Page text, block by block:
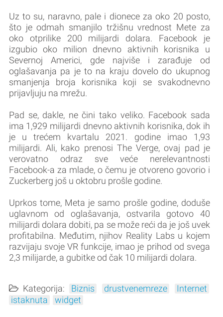
Uz to su, naravno, pale i dionece za oko 20 posto,
što je odmah smanjilo tržišnu vrednost Mete za
oko otprilike 200 milijardi dolara. Facebook je
izgubio oko milion dnevno aktivnih korisnika u
Severnoj Americi, gde najviše i zarađuje od
oglašavanja pa je to na kraju dovelo do ukupnog
smanjenja broja korisnika koji se svakodnevno
prijavljuju na mrežu.
Pad se, dakle, ne čini tako veliko. Facebook sada
ima 1,929 milijardi dnevno aktivnih korisnika, dok ih
je u trećem kvartalu 2021. godine imao 1,93
milijardi. Ali, kako prenosi The Verge, ovaj pad je
verovatno odraz sve veće nerelevantnosti
Facebook-a za mlade, o čemu je otvoreno govorio i
Zuckerberg još u oktobru prošle godine.
Uprkos tome, Meta je samo prošle godine, doduše
uglavnom od oglašavanja, ostvarila gotovo 40
milijardi dolara dobiti, pa se može reći da je još uvek
profitabilna. Međutim, njihov Reality Labs u kojem
razvijaju svoje VR funkcije, imao je prihod od svega
2,3 milijarde, a gubitke od čak 10 milijardi dolara.
Kategorija: Biznis drustvenemreze
Internet
istaknuta
widget